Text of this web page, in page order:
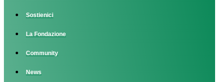
Sostienici
La Fondazione
Community
News